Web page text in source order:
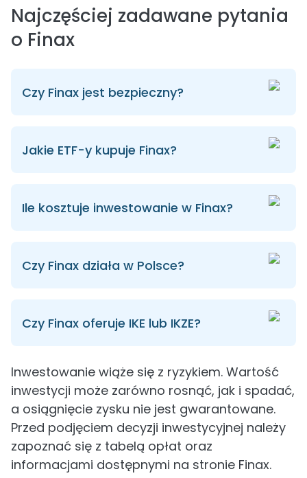
Najczęściej zadawane pytania
o Finax
Czy Finax jest bezpieczny?
Jakie ETF-y kupuje Finax?
Ile kosztuje inwestowanie w Finax?
Czy Finax działa w Polsce?
Czy Finax oferuje IKE lub IKZE?
Inwestowanie wiąże się z ryzykiem. Wartość
inwestycji może zarówno rosnąć, jak i spadać,
a osiągnięcie zysku nie jest gwarantowane.
Przed podjęciem decyzji inwestycyjnej należy
zapoznać się z tabelą opłat oraz
informacjami dostępnymi na stronie Finax.